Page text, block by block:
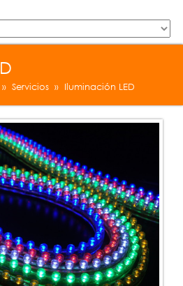
» Servicios » Iluminación LED